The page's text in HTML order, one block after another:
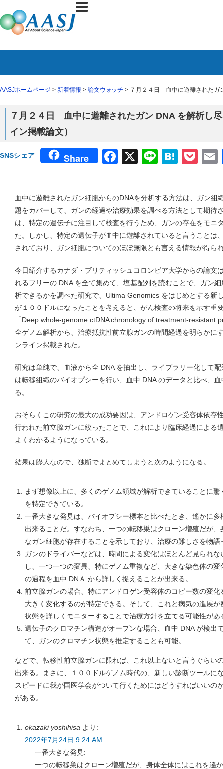
AASJホームページ > 新着情報 > 論文ウォッチ > ７月２４日 血中に遊離されたガ
７月２４日 血中に遊離されたガン DNA を解析し
イン掲載論文）
SNSシェア Share Facebook
X Line
血中に遊離されたガン細胞からのDNAを分析する方法は、ガン組
題をカバーして、ガンの経過や治療効果を調べる方法として期待
は、特定の遺伝子に注目して検査を行うため、ガンの存在をモニ
た。しかし、特定の遺伝子が血中に遊離されていると言うことは
されており、ガン細胞についてのほぼ無限とも言える情報が得ら
今日紹介するカナダ・ブリティッシュコロンビア大学からの論文
れるフリーの DNA を全て集めて、塩基配列を読むことで、ガン
析できるかを調べた研究で、Ultima Genomics をはじめとする新
が１００ドルになったことを考えると、がん検査の将来を示す重
「Deep whole-genome ctDNA chronology of treatment-resistant
全ゲノム解析から、治療抵抗性前立腺ガンの時間経過を明らかに
ンライン掲載された。
研究は単純で、血液から全 DNA を抽出し、ライブラリー化して
は転移組織のバイオプシーを行い、血中 DNA のデータと比べ、
る。
おそらくこの研究の最大の成功要因は、アンドロゲン受容体依存
行われた前立腺ガンに絞ったことで、これにより臨床経過による
よくわかるようになっている。
結果は膨大なので、独断でまとめてしまうと次のようになる。
まず想像以上に、多くのゲノム領域が解析できていることに
を特定できている。
一番大きな発見は、バイオプシー標本と比べたとき、遙かに
出来ることだ。すなわち、一つの転移巣はクローン増殖だが
なガン細胞が存在することを示しており、治療の難しさを物語
ガンのドライバーなどは、時間による変化はほとんど見られ
し、一つ一つの変異、特にゲノム重複など、大きな染色体の
の過程を血中 DNＡ から詳しく捉えることが出来る。
前立腺ガンの場合、特にアンドロゲン受容体のコピー数の変
大きく変化するのが特定できる。そして、これと病気の進展
状態を詳しくモニターすることで治療方針を立てる可能性があ
遺伝子のクロマチン構造がオープンな場合、血中 DNA が検出
て、ガンのクロマチン状態を推定することも可能。
などで、転移性前立腺ガンに限れば、これ以上ないと言うぐらい
出来る。まさに、１００ドルゲノム時代の、新しい診断ツールに
スピードに我が国医学会がついて行くためにはどうすればいいの
がある。
okazaki yoshihisa より:
2022年7月24日 9:24 AM
一番大きな発見:
一つの転移巣はクローン増殖だが、身体全体にはこれを遙